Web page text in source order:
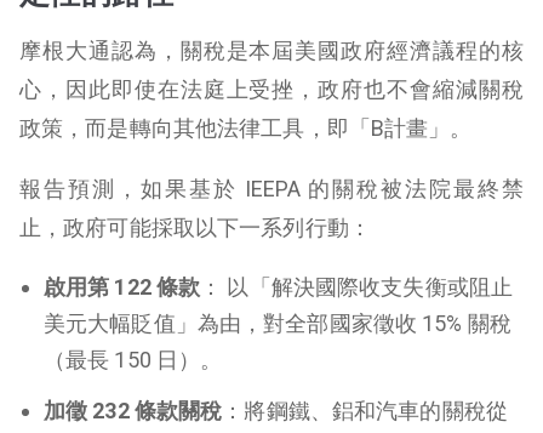
摩根大通認為，關稅是本屆美國政府經濟議程的核
心，因此即使在法庭上受挫，政府也不會縮減關稅
政策，而是轉向其他法律工具，即「B計畫」。
報告預測，如果基於 IEEPA 的關稅被法院最終禁
止，政府可能採取以下一系列行動：
啟用第 122 條款 ： 以「解決國際收支失衡或阻止
美元大幅貶值」為由，對全部國家徵收 15% 關稅
（最長 150 日）。
加徵 232 條款關稅 ：將鋼鐵、鋁和汽車的關稅從